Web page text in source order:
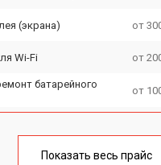
(экрана) от
Wi-Fi от
батарейного
от
Показать весь прайс